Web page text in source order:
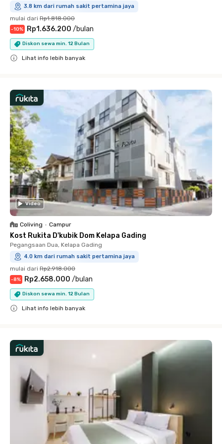
3.8 km dari rumah sakit pertamina jaya
mulai dari Rp1.818.000
-10% Rp1.636.200 /bulan
Diskon sewa min. 12 Bulan
Lihat info lebih banyak
Video
Coliving • Campur
Kost Rukita D'kubik Dom Kelapa Gading
Pegangsaan Dua, Kelapa Gading
4.0 km dari rumah sakit pertamina jaya
mulai dari Rp2.918.000
-8% Rp2.658.000 /bulan
Diskon sewa min. 12 Bulan
Lihat info lebih banyak